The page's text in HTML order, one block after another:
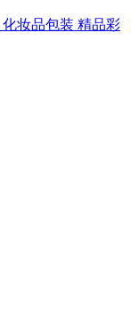
化妆品包装 精品彩